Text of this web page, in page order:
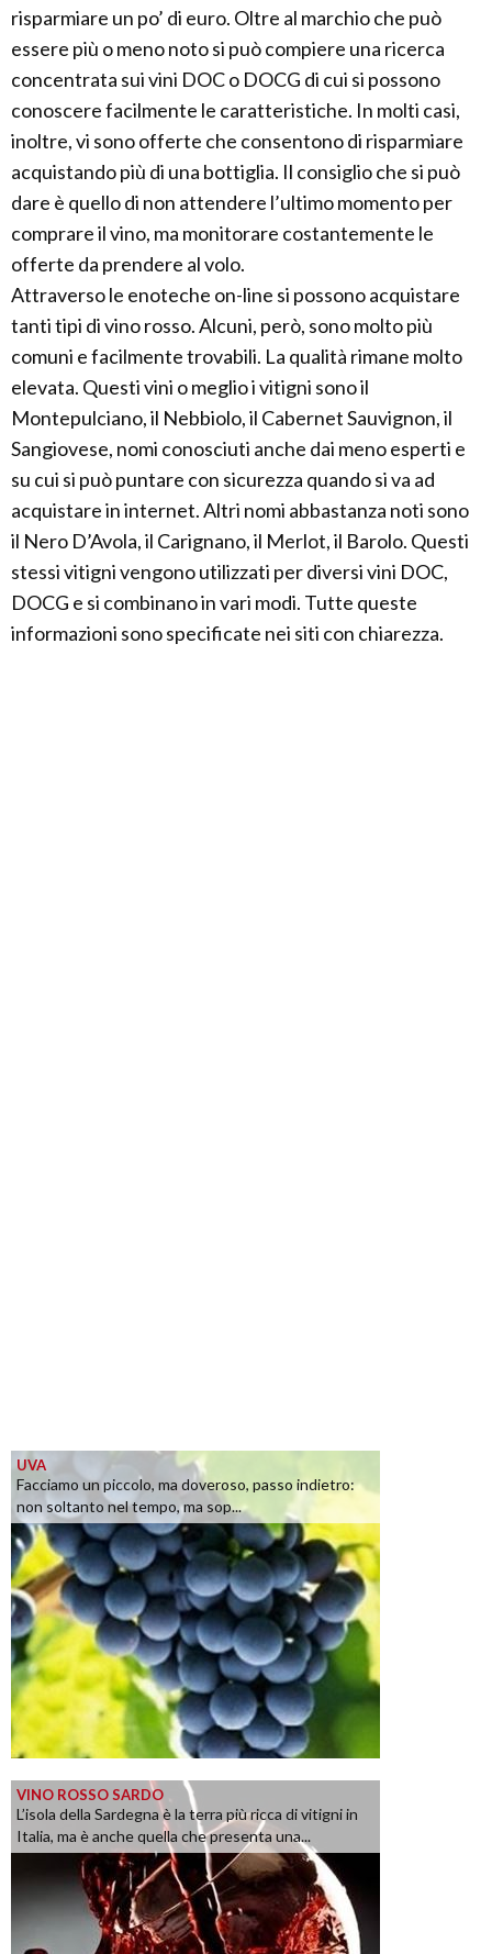
risparmiare un po’ di euro. Oltre al marchio che può
essere più o meno noto si può compiere una ricerca
concentrata sui vini DOC o DOCG di cui si possono
conoscere facilmente le caratteristiche. In molti casi,
inoltre, vi sono offerte che consentono di risparmiare
acquistando più di una bottiglia. Il consiglio che si può
dare è quello di non attendere l’ultimo momento per
comprare il vino, ma monitorare costantemente le
offerte da prendere al volo.
Attraverso le enoteche on-line si possono acquistare
tanti tipi di vino rosso. Alcuni, però, sono molto più
comuni e facilmente trovabili. La qualità rimane molto
elevata. Questi vini o meglio i vitigni sono il
Montepulciano, il Nebbiolo, il Cabernet Sauvignon, il
Sangiovese, nomi conosciuti anche dai meno esperti e
su cui si può puntare con sicurezza quando si va ad
acquistare in internet. Altri nomi abbastanza noti sono
il Nero D’Avola, il Carignano, il Merlot, il Barolo. Questi
stessi vitigni vengono utilizzati per diversi vini DOC,
DOCG e si combinano in vari modi. Tutte queste
informazioni sono specificate nei siti con chiarezza.
UVA
Facciamo un piccolo, ma doveroso, passo indietro:
non soltanto nel tempo, ma sop...
VINO ROSSO SARDO
L’isola della Sardegna è la terra più ricca di vitigni in
Italia, ma è anche quella che presenta una...